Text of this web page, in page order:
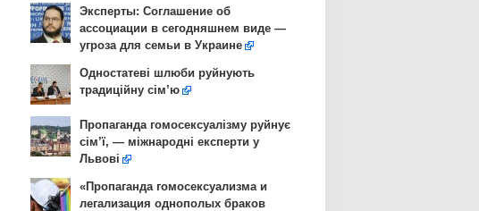
Эксперты: Соглашение об
ассоциации в сегодняшнем виде —
угроза для семьи в Украине
Одностатеві шлюби руйнують
традиційну сім’ю
Пропаганда гомосексуалізму руйнує
сім’ї, — міжнародні експерти у
Львові
«Пропаганда гомосексуализма и
легализация однополых браков